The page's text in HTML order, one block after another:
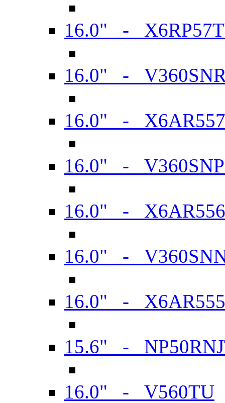
16.0" -
16.0" -
16.0" -
16.0" -
16.0" -
16.0" -
16.0" -
15.6" -
16.0" - V560TU